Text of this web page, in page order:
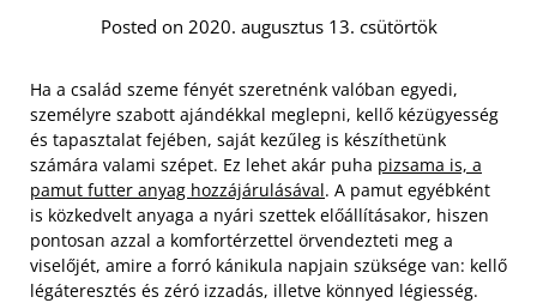
Posted on 2020. augusztus 13. csütörtök
Ha a család szeme fényét szeretnénk valóban egyedi,
személyre szabott ajándékkal meglepni, kellő kézügyesség
és tapasztalat fejében, saját kezűleg is készíthetünk
számára valami szépet. Ez lehet akár puha pizsama is, a
pamut futter anyag hozzájárulásával. A pamut egyébként
is közkedvelt anyaga a nyári szettek előállításakor, hiszen
pontosan azzal a komfortérzettel örvendezteti meg a
viselőjét, amire a forró kánikula napjain szüksége van: kellő
légáteresztés és zéró izzadás, illetve könnyed légiesség.